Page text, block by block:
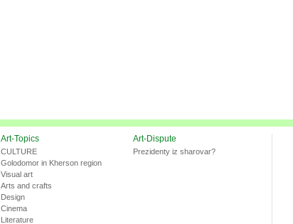
Art-Topics
CULTURE
Golodomor in Kherson region
Visual art
Arts and crafts
Design
Cinema
Literature
Art-Dispute
Prezidenty iz sharovar?